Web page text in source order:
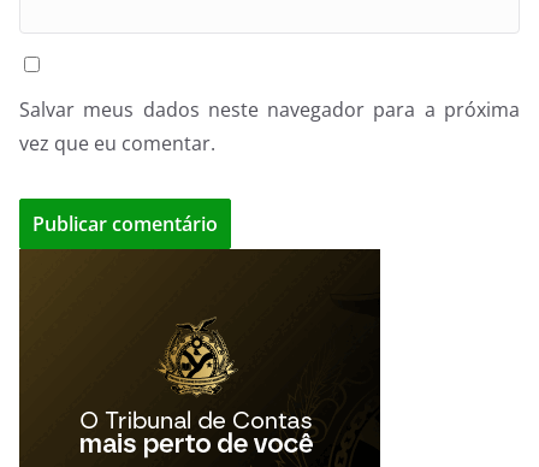
Salvar meus dados neste navegador para a próxima
vez que eu comentar.